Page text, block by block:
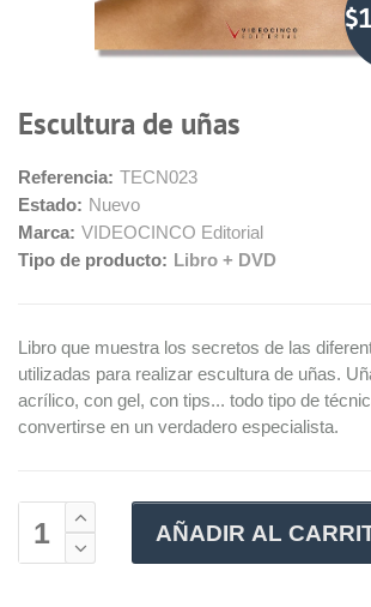
Escultura de uñas
Referencia: TECN023
Estado: Nuevo
Marca: VIDEOCINCO Editorial
Tipo de producto: Libro + DVD
Libro que muestra los secretos de las
utilizadas para realizar escultura de uñas.
acrílico, con gel, con tips... todo tipo de
convertirse en un verdadero especialista.
AÑADIR AL